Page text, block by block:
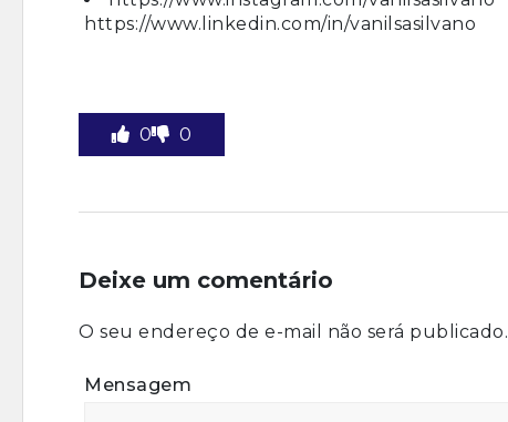
https://www.linkedin.com/in/vanilsasilvano
0 0
Deixe um comentário
O seu endereço de e-mail não será publicado.
Mensagem